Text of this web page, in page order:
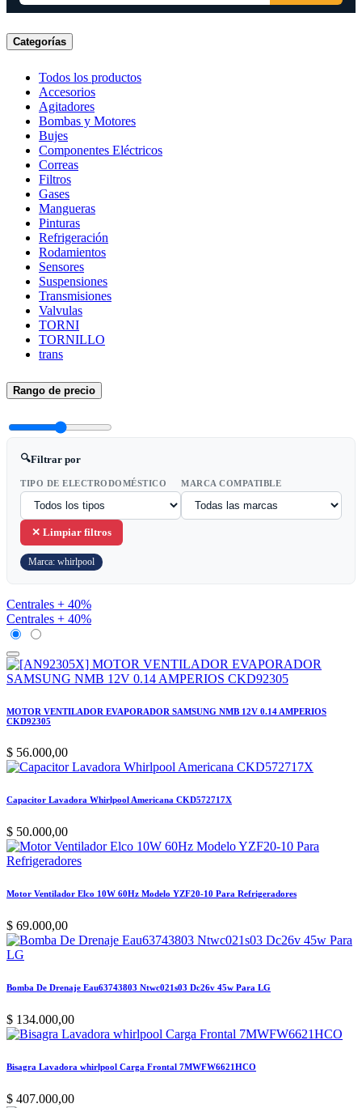
Categorías
Todos los productos
Accesorios
Agitadores
Bombas y Motores
Bujes
Componentes Eléctricos
Correas
Filtros
Gases
Mangueras
Pinturas
Refrigeración
Rodamientos
Sensores
Suspensiones
Transmisiones
Valvulas
TORNI
TORNILLO
trans
Rango de precio
🔍Filtrar por
TIPO DE ELECTRODOMÉSTICO MARCA COMPATIBLE
✕ Limpiar filtros
Marca: whirlpool
Centrales + 40%
Centrales + 40%
MOTOR VENTILADOR EVAPORADOR SAMSUNG NMB 12V 0.14 AMPERIOS
CKD92305
$ 56.000,00
Capacitor Lavadora Whirlpool Americana CKD572717X
$ 50.000,00
Motor Ventilador Elco 10W 60Hz Modelo YZF20-10 Para Refrigeradores
$ 69.000,00
Bomba De Drenaje Eau63743803 Ntwc021s03 Dc26v 45w Para LG
$ 134.000,00
Bisagra Lavadora whirlpool Carga Frontal 7MWFW6621HCO
$ 407.000,00